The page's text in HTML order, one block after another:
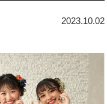
2023.10.02